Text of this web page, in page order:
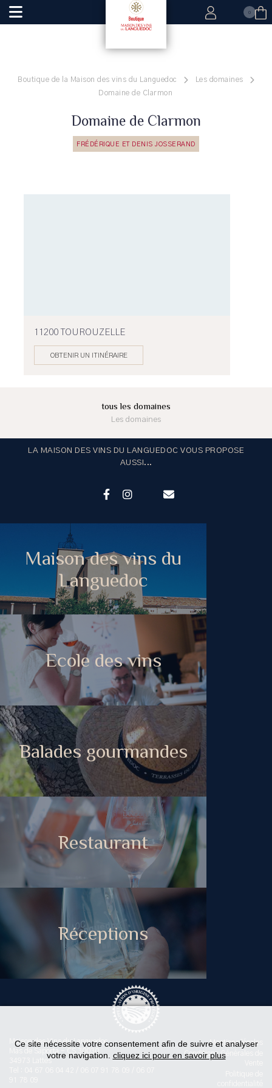
0
Boutique de la Maison des vins du Languedoc
Les domaines
Domaine de Clarmon
Domaine de Clarmon
FRÉDÉRIQUE ET DENIS JOSSERAND
11200 TOUROUZELLE
OBTENIR UN ITINÉRAIRE
tous les domaines
Les domaines
LA MAISON DES VINS DU LANGUEDOC VOUS PROPOSE
AUSSI...
Maison des vins du
Languedoc
Ecole des vins
Balades gourmandes
Restaurant
Réceptions
Maison des Vins du Languedoc
Mas de Saporta - CS 30030
34973 Lattes
Mentions légales
Conditions Générales de
Ce site nécessite votre consentement afin de suivre et analyser
votre navigation. cliquez ici pour en savoir plus